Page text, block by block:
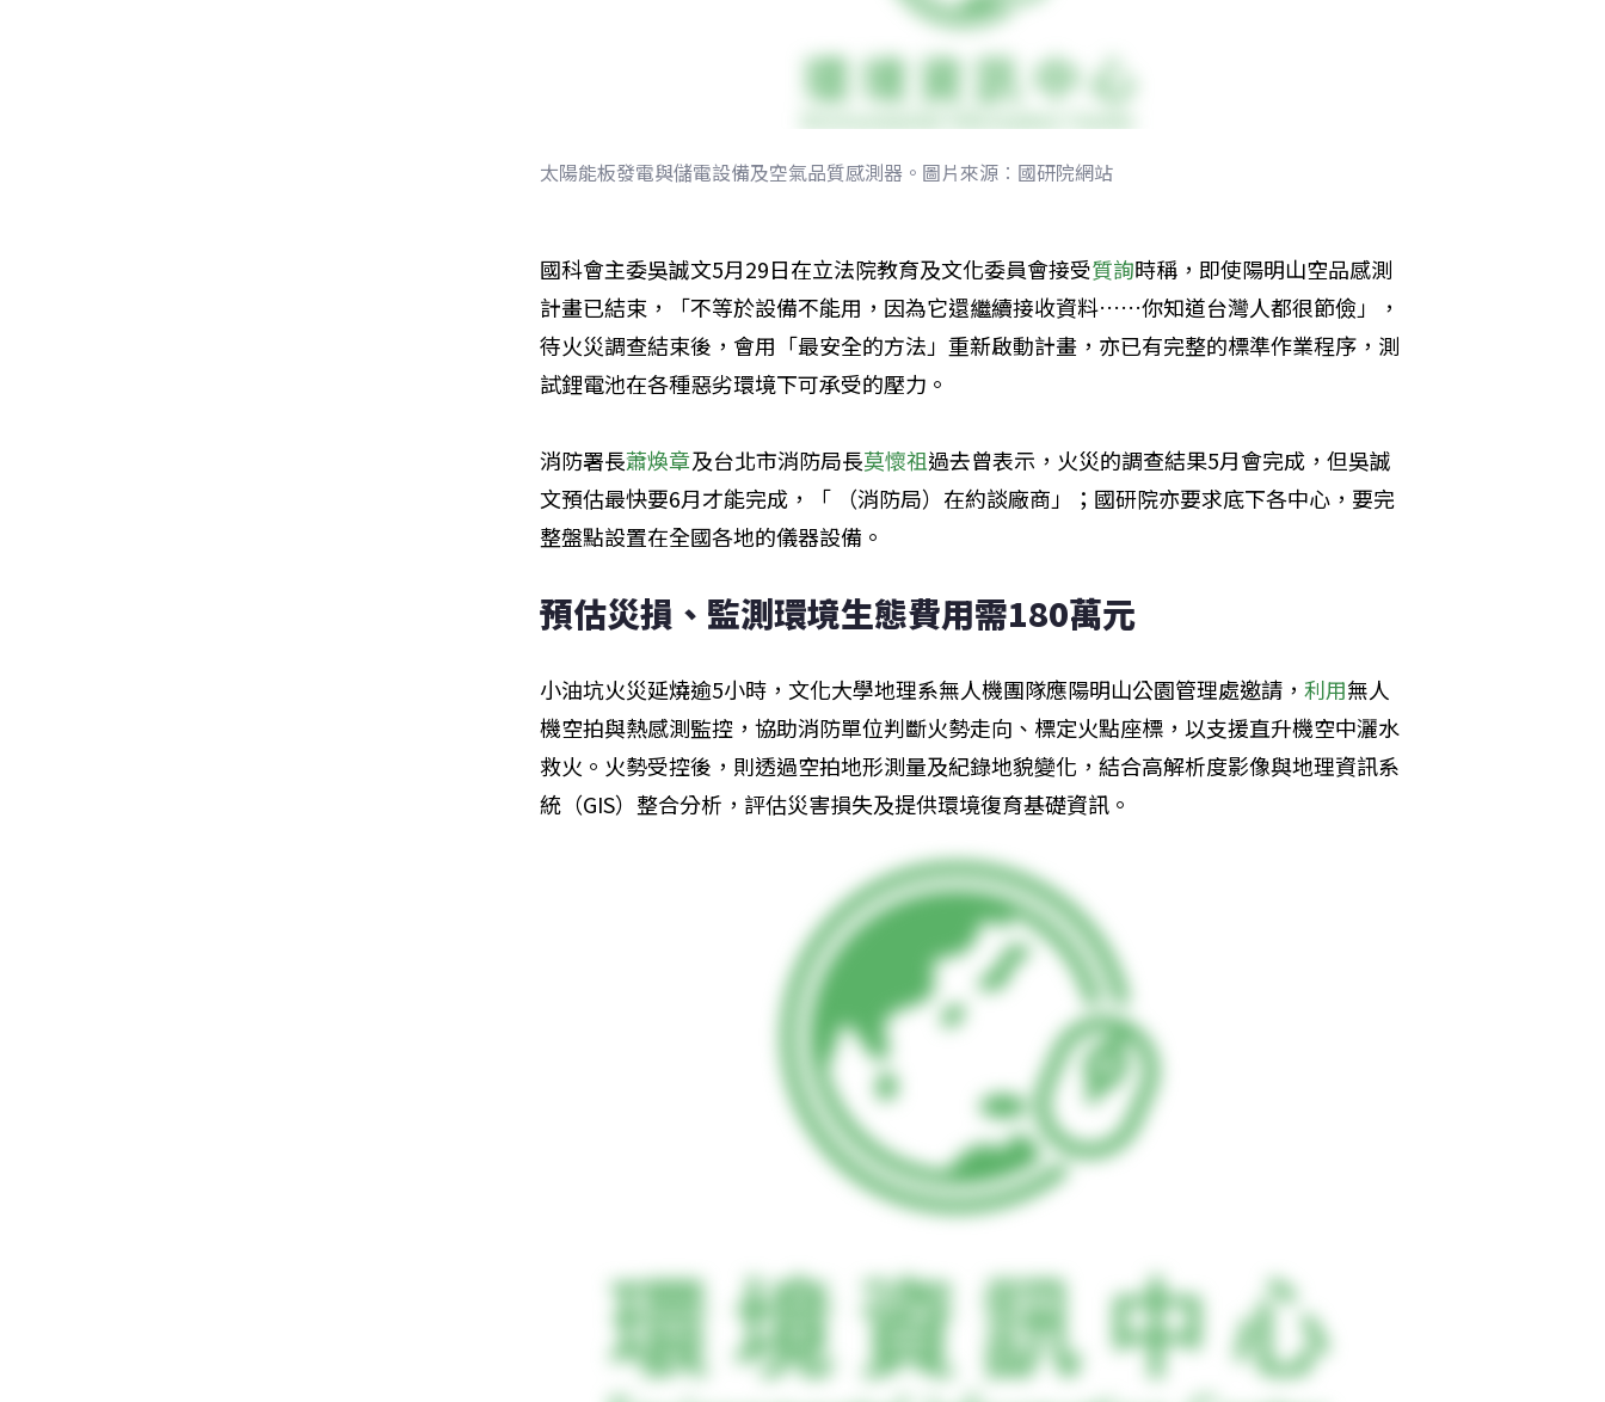
太陽能板發電與儲電設備及空氣品質感測器。圖片來源︰國研院網站
國科會主委吳誠文5月29日在立法院教育及文化委員會接受質詢時稱，即使陽明山空品感測
計畫已結束，「不等於設備不能用，因為它還繼續接收資料……你知道台灣人都很節儉」，
待火災調查結束後，會用「最安全的方法」重新啟動計畫，亦已有完整的標準作業程序，測
試鋰電池在各種惡劣環境下可承受的壓力。
消防署長蕭煥章及台北市消防局長莫懷祖過去曾表示，火災的調查結果5月會完成，但吳誠
文預估最快要6月才能完成，「 （消防局）在約談廠商」；國研院亦要求底下各中心，要完
整盤點設置在全國各地的儀器設備。
預估災損、監測環境生態費用需180萬元
小油坑火災延燒逾5小時，文化大學地理系無人機團隊應陽明山公園管理處邀請， 利用無人
機空拍與熱感測監控，協助消防單位判斷火勢走向、標定火點座標，以支援直升機空中灑水
救火。火勢受控後，則透過空拍地形測量及紀錄地貌變化，結合高解析度影像與地理資訊系
統（GIS）整合分析，評估災害損失及提供環境復育基礎資訊。